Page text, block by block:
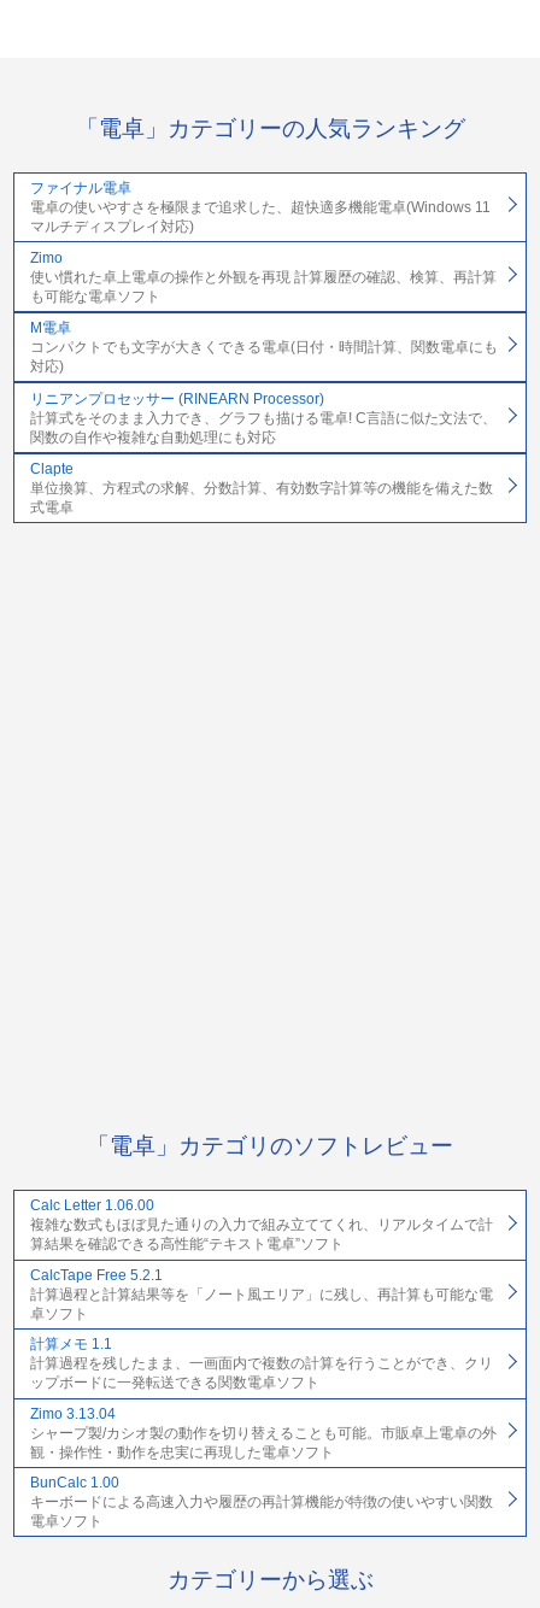
「電卓」カテゴリーの人気ランキング
ファイナル電卓
電卓の使いやすさを極限まで追求した、超快適多機能電卓(Windows 11
マルチディスプレイ対応)
Zimo
使い慣れた卓上電卓の操作と外観を再現 計算履歴の確認、検算、再計算
も可能な電卓ソフト
M電卓
コンパクトでも文字が大きくできる電卓(日付・時間計算、関数電卓にも
対応)
リニアンプロセッサー (RINEARN Processor)
計算式をそのまま入力でき、グラフも描ける電卓! C言語に似た文法で、
関数の自作や複雑な自動処理にも対応
Clapte
単位換算、方程式の求解、分数計算、有効数字計算等の機能を備えた数
式電卓
「電卓」カテゴリのソフトレビュー
Calc Letter 1.06.00
複雑な数式もほぼ見た通りの入力で組み立ててくれ、リアルタイムで計
算結果を確認できる高性能“テキスト電卓”ソフト
CalcTape Free 5.2.1
計算過程と計算結果等を「ノート風エリア」に残し、再計算も可能な電
卓ソフト
計算メモ 1.1
計算過程を残したまま、一画面内で複数の計算を行うことができ、クリ
ップボードに一発転送できる関数電卓ソフト
Zimo 3.13.04
シャープ製/カシオ製の動作を切り替えることも可能。市販卓上電卓の外
観・操作性・動作を忠実に再現した電卓ソフト
BunCalc 1.00
キーボードによる高速入力や履歴の再計算機能が特徴の使いやすい関数
電卓ソフト
カテゴリーから選ぶ